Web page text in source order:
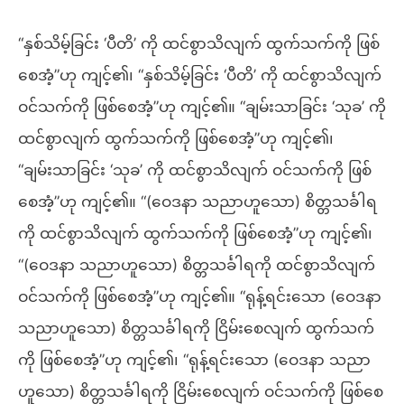
“နှစ်သိမ့်ခြင်း ‘ပီတိ’ ကို ထင်စွာသိလျက် ထွက်သက်ကို ဖြစ်
စေအံ့”ဟု ကျင့်၏၊ “နှစ်သိမ့်ခြင်း ‘ပီတိ’ ကို ထင်စွာသိလျက်
ဝင်သက်ကို ဖြစ်စေအံ့”ဟု ကျင့်၏။ “ချမ်းသာခြင်း ‘သုခ’ ကို
ထင်စွာလျက် ထွက်သက်ကို ဖြစ်စေအံ့”ဟု ကျင့်၏၊
“ချမ်းသာခြင်း ‘သုခ’ ကို ထင်စွာသိလျက် ဝင်သက်ကို ဖြစ်
စေအံ့”ဟု ကျင့်၏။ “(ဝေဒနာ သညာဟူသော) စိတ္တသင်္ခါရ
ကို ထင်စွာသိလျက် ထွက်သက်ကို ဖြစ်စေအံ့”ဟု ကျင့်၏၊
“(ဝေဒနာ သညာဟူသော) စိတ္တသင်္ခါရကို ထင်စွာသိလျက်
ဝင်သက်ကို ဖြစ်စေအံ့”ဟု ကျင့်၏။ “ရုန့်ရင်းသော (ဝေဒနာ
သညာဟူသော) စိတ္တသင်္ခါရကို ငြိမ်းစေလျက် ထွက်သက်
ကို ဖြစ်စေအံ့”ဟု ကျင့်၏၊ “ရုန့်ရင်းသော (ဝေဒနာ သညာ
ဟူသော) စိတ္တသင်္ခါရကို ငြိမ်းစေလျက် ဝင်သက်ကို ဖြစ်စေ